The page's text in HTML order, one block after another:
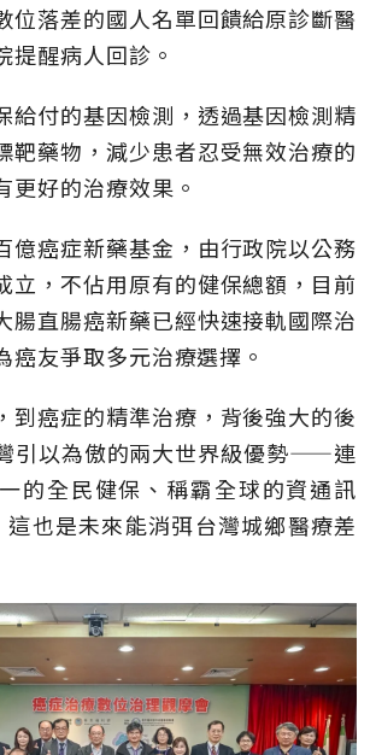
位落差的國人名單回饋給原診斷醫
提醒病人回診。
給付的基因檢測，透過基因檢測精
靶藥物，減少患者忍受無效治療的
更好的治療效果。
億癌症新藥基金，由行政院以公務
立，不佔用原有的健保總額，目前
腸直腸癌新藥已經快速接軌國際治
癌友爭取多元治療選擇。
到癌症的精準治療，背後強大的後
引以為傲的兩大世界級優勢——連
的全民健保、稱霸全球的資通訊
這也是未來能消弭台灣城鄉醫療差